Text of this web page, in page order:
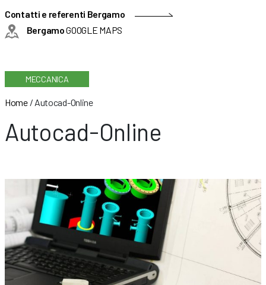
Contatti e referenti Bergamo
BergamoGOOGLE MAPS
MECCANICA
Home/ Autocad-Online
Autocad-Online